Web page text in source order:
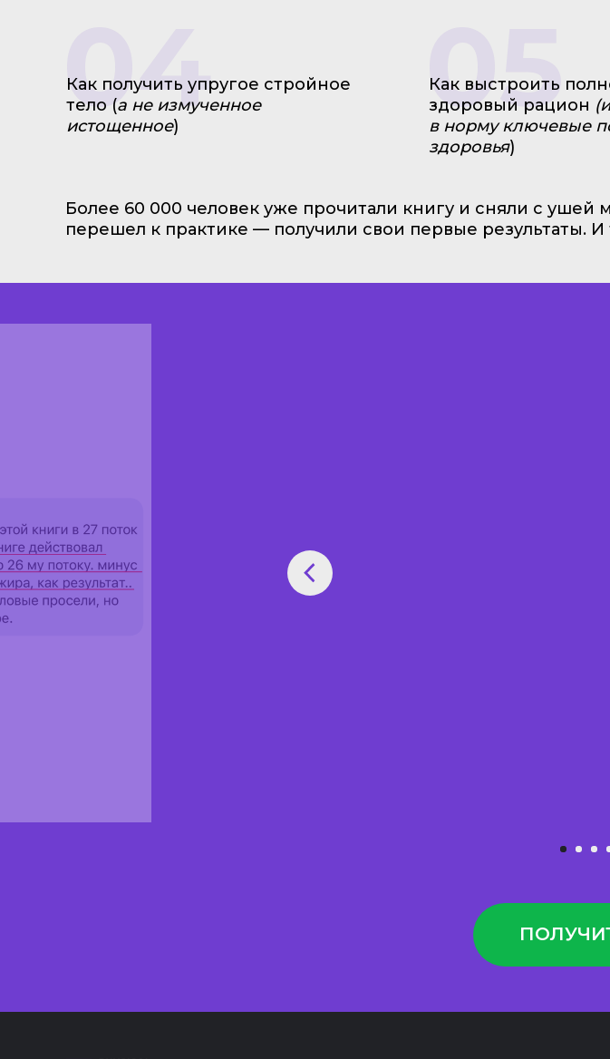
04
05
Как получить упругое стройное
тело (а не измученное
истощенное)
Как выстроить
здоровый рацион
в норму ключевые
здоровья)
Более 60 000 человек уже прочитали книгу и сняли с ушей
перешел к практике — получили свои первые результаты.